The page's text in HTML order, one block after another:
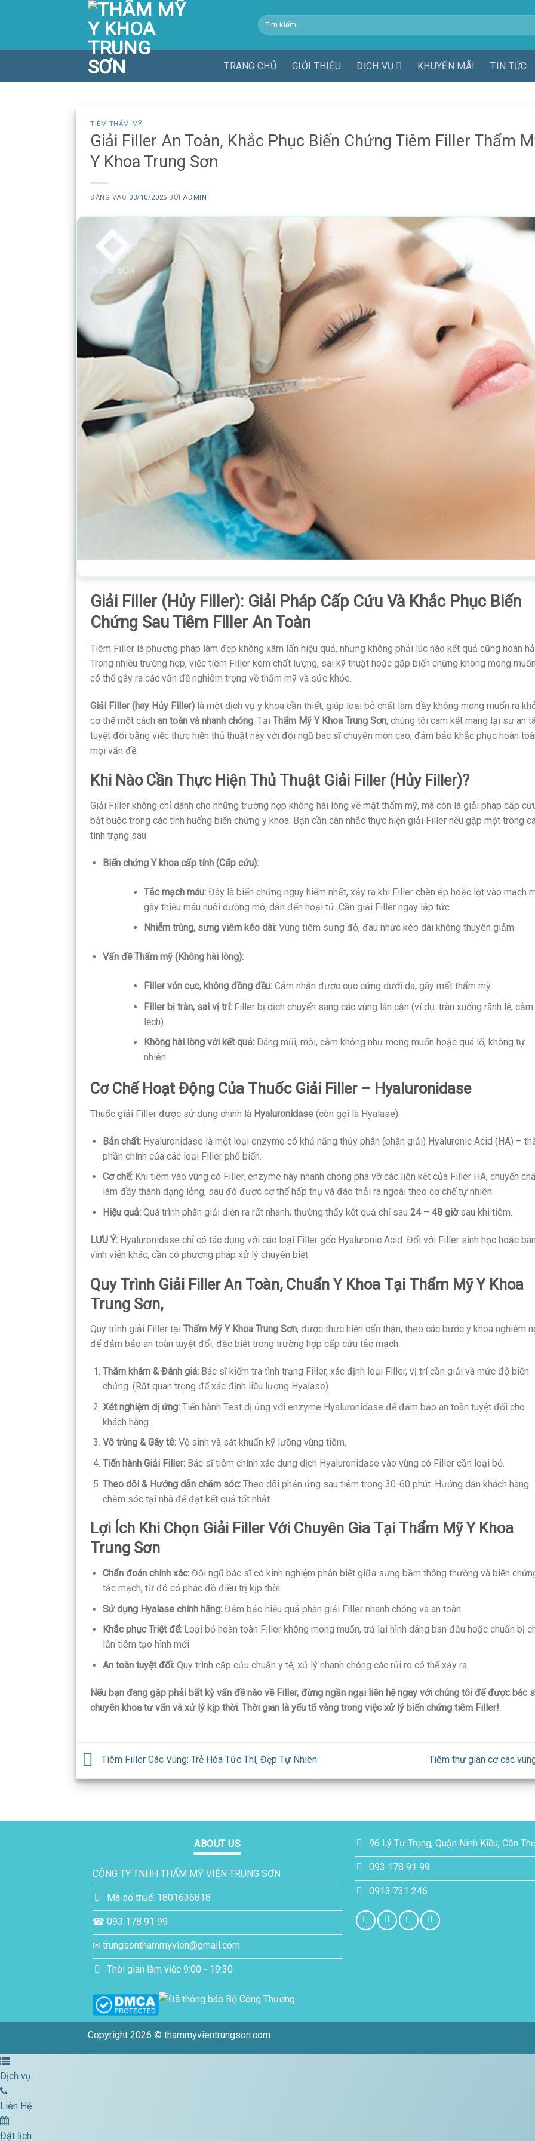
dung
Tìm
kiếm:
TRANG CHỦ GIỚI THIỆU DỊCH VỤ KHUYẾN MÃI TIN TỨC
TIÊM THẨM MỸ
Giải Filler An Toàn, Khắc Phục Biến Chứng Tiêm Filler Thẩm
Y Khoa Trung Sơn
ĐĂNG VÀO 03/10/2025 BỞI ADMIN
Giải Filler (Hủy Filler): Giải Pháp Cấp Cứu Và Khắc Phục Biến
Chứng Sau Tiêm Filler An Toàn
Tiêm Filler là phương pháp làm đẹp không xâm lấn hiệu quả, nhưng không phải lúc nào kết quả cũng hoàn
Trong nhiều trường hợp, việc tiêm Filler kém chất lượng, sai kỹ thuật hoặc gặp biến chứng không mong
có thể gây ra các vấn đề nghiêm trọng về thẩm mỹ và sức khỏe.
Giải Filler (hay Hủy Filler) là một dịch vụ y khoa cần thiết, giúp loại bỏ chất làm đầy không mong muốn ra
cơ thể một cách an toàn và nhanh chóng. Tại Thẩm Mỹ Y Khoa Trung Sơn, chúng tôi cam kết mang lại sự an
tuyệt đối bằng việc thực hiện thủ thuật này với đội ngũ bác sĩ chuyên môn cao, đảm bảo khắc phục hoàn
mọi vấn đề.
Khi Nào Cần Thực Hiện Thủ Thuật Giải Filler (Hủy Filler)?
Giải Filler không chỉ dành cho những trường hợp không hài lòng về mặt thẩm mỹ, mà còn là giải pháp cấp
bắt buộc trong các tình huống biến chứng y khoa. Bạn cần cân nhắc thực hiện giải Filler nếu gặp một trong
tình trạng sau:
Biến chứng Y khoa cấp tính (Cấp cứu):
Tắc mạch máu:Đây là biến chứng nguy hiểm nhất, xảy ra khi Filler chèn ép hoặc lọt vào mạch
gây thiếu máu nuôi dưỡng mô, dẫn đến hoại tử. Cần giải Filler ngay lập tức.
Nhiễm trùng, sưng viêm kéo dài:Vùng tiêm sưng đỏ, đau nhức kéo dài không thuyên giảm.
Vấn đề Thẩm mỹ (Không hài lòng):
Filler vón cục, không đồng đều:Cảm nhận được cục cứng dưới da, gây mất thẩm mỹ.
Filler bị tràn, sai vị trí:Filler bị dịch chuyển sang các vùng lân cận (ví dụ: tràn xuống rãnh lệ, cằm
lệch).
Không hài lòng với kết quả:Dáng mũi, môi, cằm không như mong muốn hoặc quá lố, không tự
nhiên.
Cơ Chế Hoạt Động Của Thuốc Giải Filler – Hyaluronidase
Thuốc giải Filler được sử dụng chính là Hyaluronidase (còn gọi là Hyalase).
Bản chất:Hyaluronidase là một loại enzyme có khả năng thủy phân (phân giải) Hyaluronic Acid (HA) –
phần chính của các loại Filler phổ biến.
Cơ chế:Khi tiêm vào vùng có Filler, enzyme này nhanh chóng phá vỡ các liên kết của Filler HA, chuyển
làm đầy thành dạng lỏng, sau đó được cơ thể hấp thụ và đào thải ra ngoài theo cơ chế tự nhiên.
Hiệu quả:Quá trình phân giải diễn ra rất nhanh, thường thấy kết quả chỉ sau 24 – 48 giờsau khi tiêm.
LƯU Ý: Hyaluronidase chỉ có tác dụng với các loại Filler gốc Hyaluronic Acid. Đối với Filler sinh học hoặc
vĩnh viễn khác, cần có phương pháp xử lý chuyên biệt.
Quy Trình Giải Filler An Toàn, Chuẩn Y Khoa Tại Thẩm Mỹ Y Khoa
Trung Sơn,
Quy trình giải Filler tại Thẩm Mỹ Y Khoa Trung Sơn, được thực hiện cẩn thận, theo các bước y khoa nghiêm
để đảm bảo an toàn tuyệt đối, đặc biệt trong trường hợp cấp cứu tắc mạch:
Thăm khám & Đánh giá:Bác sĩ kiểm tra tình trạng Filler, xác định loại Filler, vị trí cần giải và mức độ biến
chứng. (Rất quan trọng để xác định liều lượng Hyalase).
Xét nghiệm dị ứng:Tiến hành Test dị ứng với enzyme Hyaluronidase để đảm bảo an toàn tuyệt đối cho
khách hàng.
Vô trùng & Gây tê:Vệ sinh và sát khuẩn kỹ lưỡng vùng tiêm.
Tiến hành Giải Filler:Bác sĩ tiêm chính xác dung dịch Hyaluronidase vào vùng có Filler cần loại bỏ.
Theo dõi & Hướng dẫn chăm sóc:Theo dõi phản ứng sau tiêm trong 30-60 phút. Hướng dẫn khách hàng
chăm sóc tại nhà để đạt kết quả tốt nhất.
Lợi Ích Khi Chọn Giải Filler Với Chuyên Gia Tại Thẩm Mỹ Y Khoa
Trung Sơn
Chẩn đoán chính xác:Đội ngũ bác sĩ có kinh nghiệm phân biệt giữa sưng bầm thông thường và biến
tắc mạch, từ đó có phác đồ điều trị kịp thời.
Sử dụng Hyalase chính hãng:Đảm bảo hiệu quả phân giải Filler nhanh chóng và an toàn.
Khắc phục Triệt để:Loại bỏ hoàn toàn Filler không mong muốn, trả lại hình dáng ban đầu hoặc chuẩn bị
lần tiêm tạo hình mới.
An toàn tuyệt đối:Quy trình cấp cứu chuẩn y tế, xử lý nhanh chóng các rủi ro có thể xảy ra.
Nếu bạn đang gặp phải bất kỳ vấn đề nào về Filler, đừng ngần ngại liên hệ ngay với chúng tôi để được bác
chuyên khoa tư vấn và xử lý kịp thời. Thời gian là yếu tố vàng trong việc xử lý biến chứng tiêm Filler!
Tiêm Filler Các Vùng: Trẻ Hóa Tức Thì, Đẹp Tự Nhiên Tiêm thư giãn cơ các
ABOUT US
CÔNG TY TNHH THẨM MỸ VIỆN TRUNG SƠN
Mã số thuế: 1801636818
☎ 093 178 91 99
✉ trungsonthammyvien@gmail.com
Thời gian làm việc 9:00 - 19:30
96 Lý Tự Trọng, Quận Ninh Kiều, Cần
093 178 91 99
0913 731 246
Copyright 2026 © thammyvientrungson.com
Dịch vụ
Liên Hệ
Đặt lịch